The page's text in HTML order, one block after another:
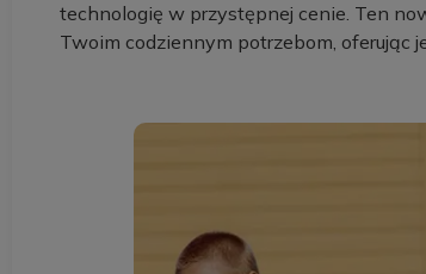
technologię w przystępnej cenie. Ten
Twoim codziennym potrzebom, oferując